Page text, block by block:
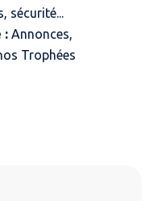
sécurité...
: Annonces,
Trophées